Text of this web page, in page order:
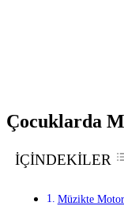
Çocuklarda
İÇİNDEKİLER
Müzikte